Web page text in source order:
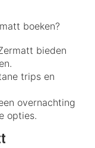
boeken?
bieden
trips en
overnachting
opties.